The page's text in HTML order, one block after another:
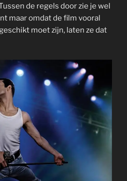
de regels door zie je wel
maar omdat de film vooral
moet zijn, laten ze dat